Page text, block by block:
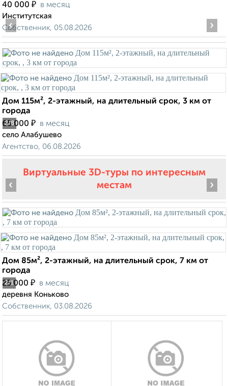
40 000 ₽ в месяц
Институтская
Собственник, 05.08.2026
2/8
‹ ›
Дом 115м², 2-этажный, на длительный срок, 3 км от
города
65 000 ₽ в месяц
село Алабушево
Агентство, 06.08.2026
Виртуальные 3D-туры по интересным
местам
2/1
‹ ›
Дом 85м², 2-этажный, на длительный срок, 7 км от
города
25 000 ₽ в месяц
деревня Коньково
Собственник, 03.08.2026